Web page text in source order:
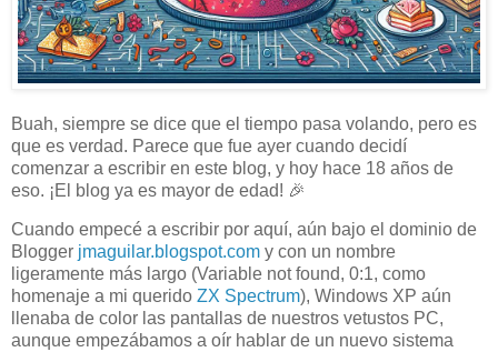
Buah, siempre se dice que el tiempo pasa volando, pero es
que es verdad. Parece que fue ayer cuando decidí
comenzar a escribir en este blog, y hoy hace 18 años de
eso. ¡El blog ya es mayor de edad! 🎉
Cuando empecé a escribir por aquí, aún bajo el dominio de
Blogger jmaguilar.blogspot.com y con un nombre
ligeramente más largo (Variable not found, 0:1, como
homenaje a mi querido ZX Spectrum), Windows XP aún
llenaba de color las pantallas de nuestros vetustos PC,
aunque empezábamos a oír hablar de un nuevo sistema